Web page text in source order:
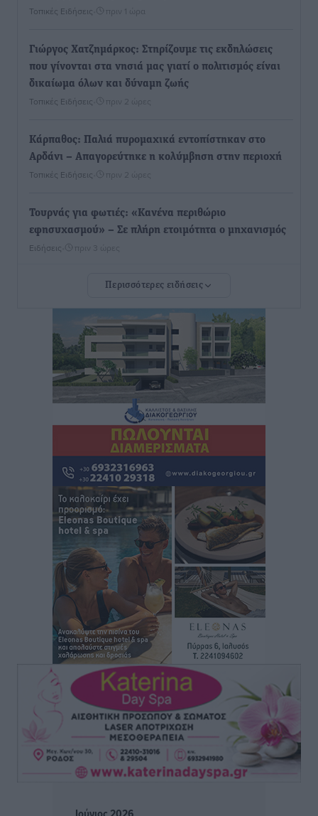
Τοπικές Ειδήσεις πριν 1 ώρα
Γιώργος Χατζημάρκος: Στηρίζουμε τις εκδηλώσεις
που γίνονται στα νησιά μας γιατί ο πολιτισμός είναι
δικαίωμα όλων και δύναμη ζωής
Τοπικές Ειδήσεις πριν 2 ώρες
Κάρπαθος: Παλιά πυρομαχικά εντοπίστηκαν στο
Αρδάνι – Απαγορεύτηκε η κολύμβηση στην περιοχή
Τοπικές Ειδήσεις πριν 2 ώρες
Τουρνάς για φωτιές: «Κανένα περιθώριο
εφησυχασμού» – Σε πλήρη ετοιμότητα ο μηχανισμός
Ειδήσεις πριν 3 ώρες
Καιρός: Επιμένουν οι υψηλές θερμοκρασίες – Ισχυρά
πριν 3 ώρες
Τα φοιτητικά ενοίκια «τινάζουν στον αέρα» τους
οικογενειακούς προϋπολογισμούς
Δύο νέοι ξενώνες παραδόθηκαν στις Ένοπλες
Δυνάμεις στη νήσο Ρω
Τοπικές Ειδήσεις• πριν 4 ώρες
Συνεχίζεται η έξοδος του Αυγούστου – Πάνω από
34.000 αναχωρούν σήμερα μόνο από τον Πειραιά
Μόνιμες θέσεις στους παιδικούς σταθμούς: Οι
προϋποθέσεις, η 24μηνη εμπειρία και οι προθεσμίες
για τους δήμους
Τοπικές Ειδήσεις• πριν 4 ώρες
Δεύτερη πηγή εισοδήματος για τους επαγγελματίες
ψαράδες ο αλιευτικός τουρισμός
Ειδήσεις πριν 4 ώρες
Μαρία Εκμεκτσίογλου: Η πίστη μου είναι το
μεγαλύτερο στήριγμα μου – Το προσκύνημα στην ιερά
Μονή Πανορμίτη
Περισσότερες ειδήσεις